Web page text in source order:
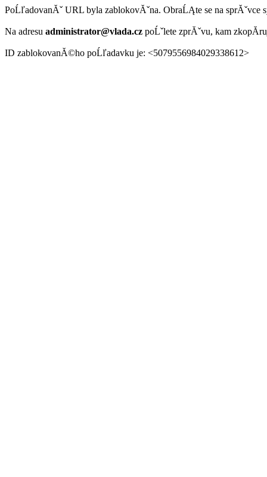
PoĹľadovanĂˇ URL byla zablokovĂˇna. ObraĹĄte se na sprĂˇvce
Na adresu administrator@vlada.cz poĹˇlete zprĂˇvu, kam
ID zablokovanĂ©ho poĹľadavku je: <5079556984029338612>